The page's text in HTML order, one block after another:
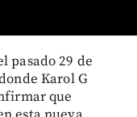
pasado 29 de
Karol G
que